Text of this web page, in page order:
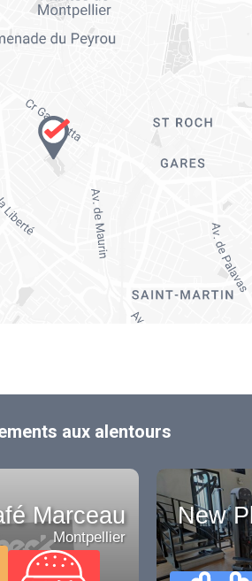
aux alentours
Marceau
Montpellier
New